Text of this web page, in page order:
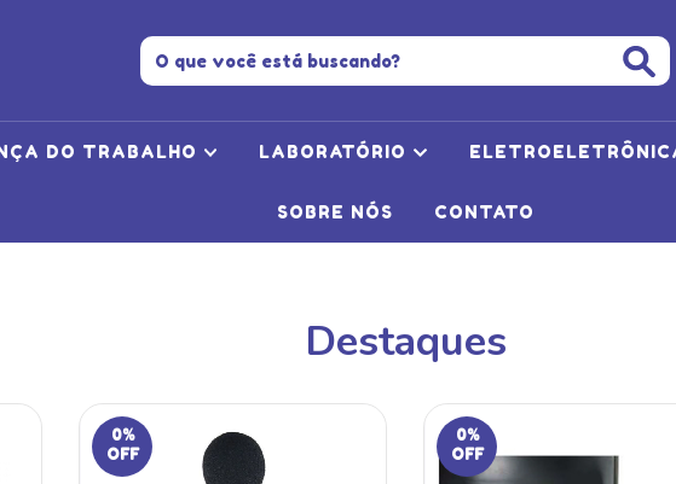
DO TRABALHO LABORATÓRIO
SOBRE NÓS CONTATO
Destaques
0%
OFF
0%
OFF